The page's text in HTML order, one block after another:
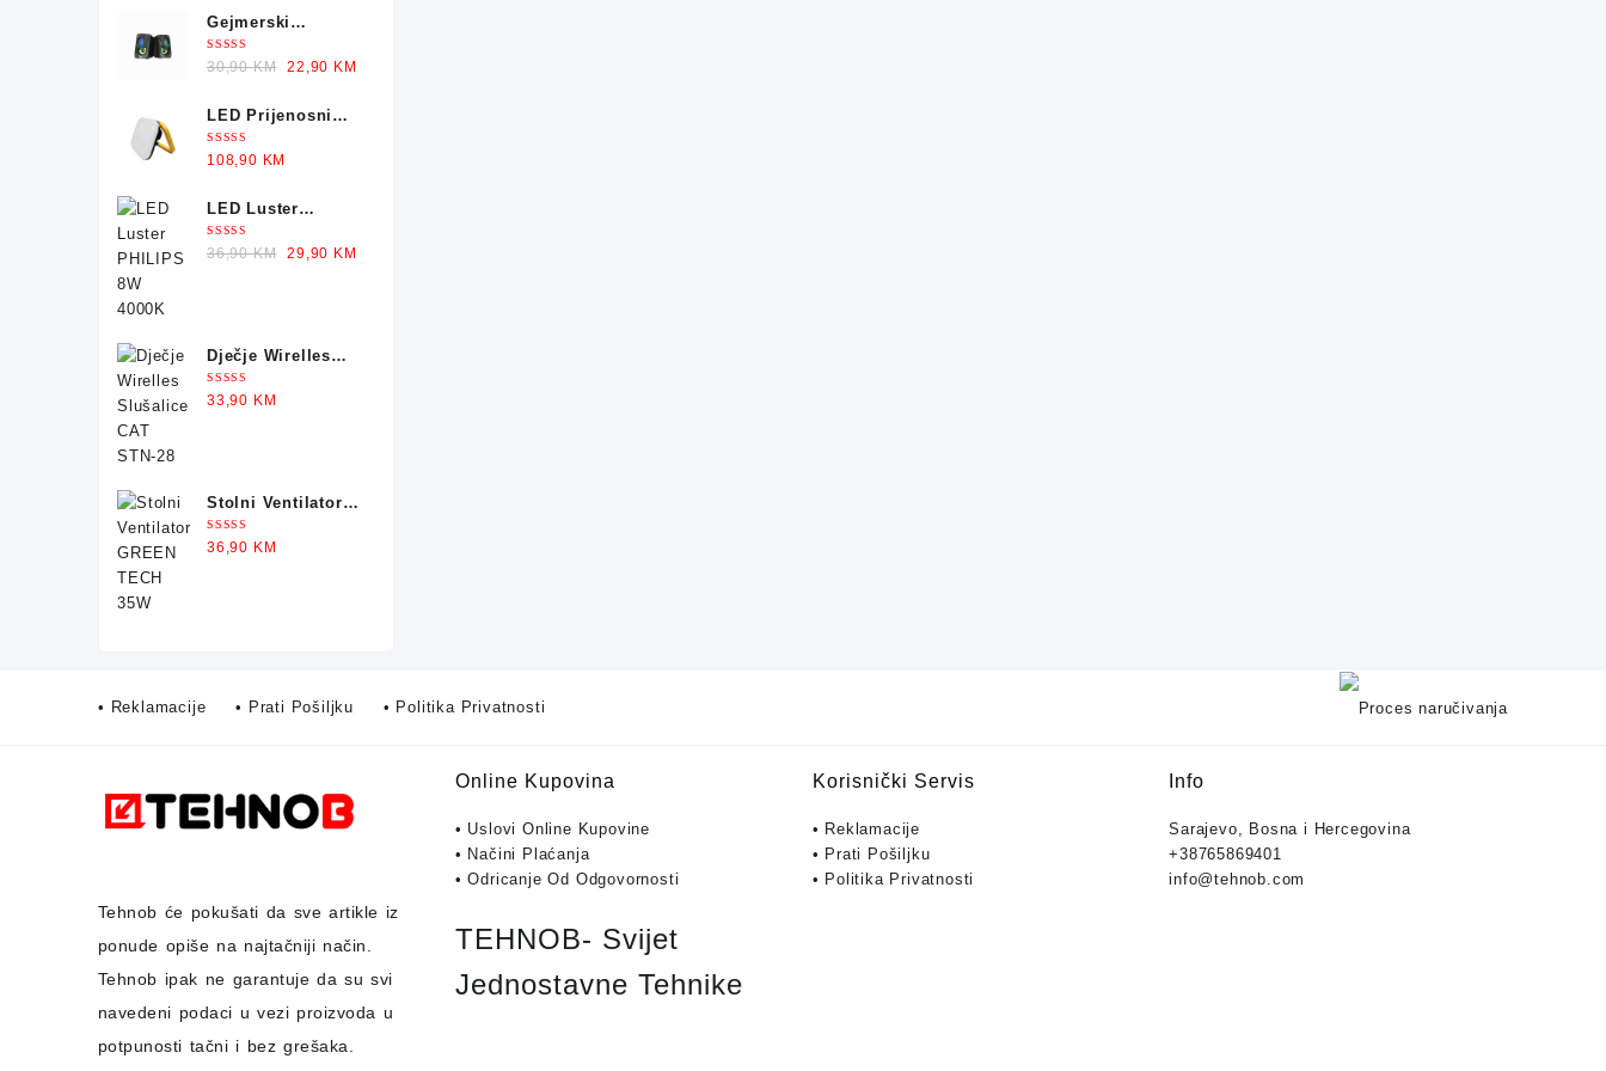
Gejmerski
Zvučnici sa
Osvjetljenjem X-
Ocjenjeno
5.00od 5
30,90KM
Original
was:
22,90 KM
LED Prijenosni
Reflektor GREEN
TECH 50-25W
Ocjenjeno
5.00od 5
108,90 KM
LED Luster
PHILIPS 8W 4000K
Ocjenjeno
5.00od 5
36,90KM
Original
29,90 KM
Dječje Wirelles
Slušalice CAT
STN-28
Ocjenjeno
5.00od 5
33,90 KM
Stolni Ventilator
GREEN TECH 35W
Ocjenjeno
5.00od 5
36,90 KM
• Reklamacije • Prati Pošiljku • Politika Privatnosti
Tehnob će pokušati da sve artikle iz
ponude opiše na najtačniji način.
Tehnob ipak ne garantuje da su svi
navedeni podaci u vezi proizvoda u
potpunosti tačni i bez grešaka.
Online Kupovina
• Uslovi Online Kupovine
• Načini Plaćanja
• Odricanje Od Odgovornosti
TEHNOB- Svijet
Jednostavne Tehnike
Korisnički Servis
• Reklamacije
• Prati Pošiljku
• Politika Privatnosti
Info
Sarajevo, Bosna i Hercegovina
+38765869401
info@tehnob.com